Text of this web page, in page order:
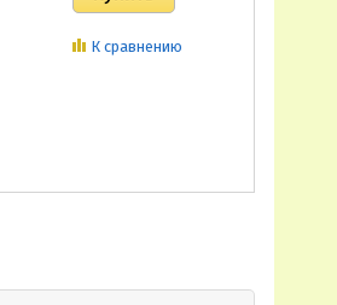
К сравнению